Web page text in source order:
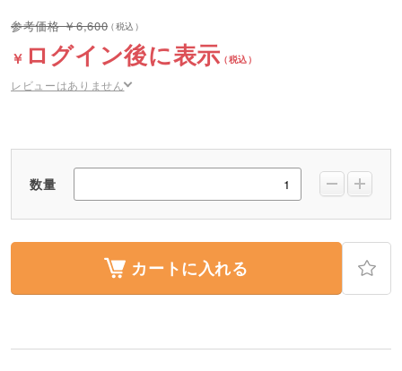
6,600
ログイン後に表示
レビューはありません
数量
カートに入れる